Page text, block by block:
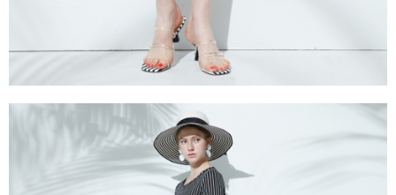
用戶於交易時，得透過本服務購買商品或服務，並由商店將買賣／分期付款
買賣價金債權讓與本公司後，依約使用本公司帳單繳交帳款。
2.基於同意付款使用「大哥付你分期」之契約關係目的，商店將以您的個人
資料（包含姓名、電話或地址）提供予台灣大哥大進項蒐集、處理及利用，
由本公司與您本人進行分期帳單所需資料之確認、核對及更正。
3.完整用戶服務條款，請詳閱以下連結：https://oppay.tw/userRule
購買商品的店家。未經商家同意取消之訂單仍視為有效，需透過AFTEE先享
※ 交易是否成功請以「AFTEE先享後付 」之結帳頁面顯示為準，若有關於
是否繳費成功／繳費後需取消欲退款等相關疑問，請聯繫「AFTEE先享後付
https://netprotections.freshdesk.com/support/home
１．透過由恩沛科技股份有限公司提供之「AFTEE先享後付」服務完成之交
易，需依本服務之必要範圍內提供個人資料，並將交易相關給付款項請求債
權轉讓予恩沛科技股份有限公司。
２．關於個人資料處理事宜，請瀏覽以下網址：
https://aftee.tw/terms/#terms3
每筆NT$120，滿NT$2,000(含以上)免運費